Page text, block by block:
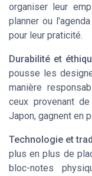
organiser leur
planner ou l'
pour leur praticité.
Durabilité et
pousse les
manière
ceux provenant
Japon, gagnent en
Technologie et
plus en plus de
bloc-notes